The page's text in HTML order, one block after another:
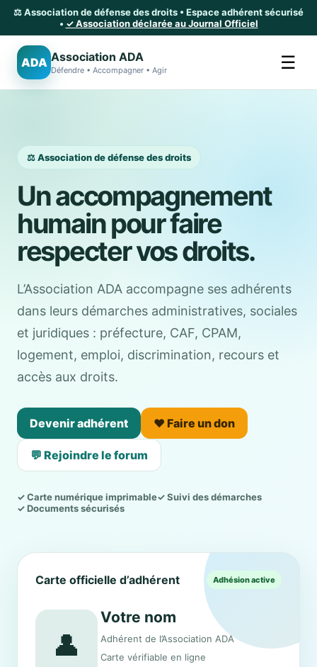
⚖️ Association de défense des droits • Espace adhérent sécurisé
• ✓ Association déclarée au Journal Officiel
ADA Association ADA
Défendre • Accompagner • Agir ☰
⚖️ Association de défense des droits
Un accompagnement
humain pour faire
respecter vos droits.
L’Association ADA accompagne ses adhérents
dans leurs démarches administratives, sociales
et juridiques : préfecture, CAF, CPAM,
logement, emploi, discrimination, recours et
accès aux droits.
Devenir adhérent ❤️ Faire un don
💬 Rejoindre le forum
✓ Carte numérique imprimable✓ Suivi des démarches
✓ Documents sécurisés
Carte officielle d’adhérent Adhésion active
👤
Votre nom
Adhérent de l’Association ADA
Carte vérifiable en ligne